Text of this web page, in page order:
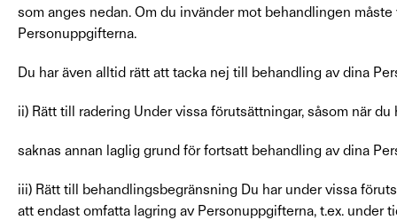
som anges nedan. Om du invänder mot behandlingen
Personuppgifterna.
Du har även alltid rätt att tacka nej till behandling av dina
ii) Rätt till radering Under vissa förutsättningar, såsom när
saknas annan laglig grund för fortsatt behandling av dina
iii) Rätt till behandlingsbegränsning Du har under vissa
att endast omfatta lagring av Personuppgifterna, t.ex. under